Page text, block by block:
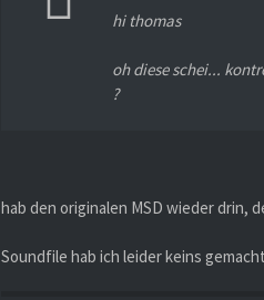
hi thomas
oh diese schei...
?
hab den originalen MSD wieder drin,
Soundfile hab ich leider keins